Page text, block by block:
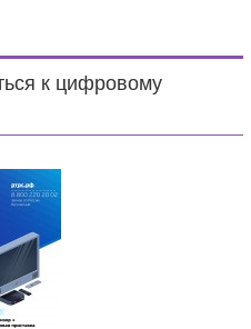
к цифровому